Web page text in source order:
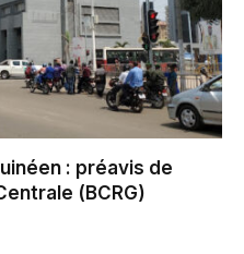
: préavis de
(BCRG)